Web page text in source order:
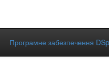
Програмне забезпечення